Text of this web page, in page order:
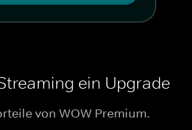
ein Upgrade
von WOW Premium.